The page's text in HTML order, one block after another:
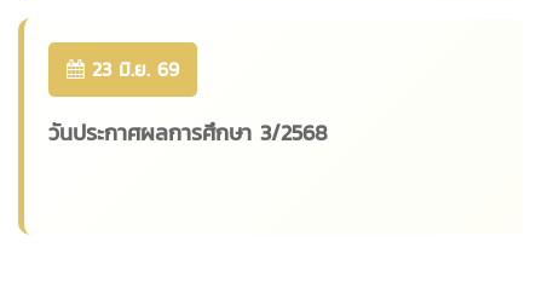
23 มิ.ย. 69
วันประกาศผลการศึกษา 3/2568